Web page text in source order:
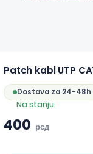
Patch kabl UTP
Dostava za 24-48h
Na stanju
400 рсд